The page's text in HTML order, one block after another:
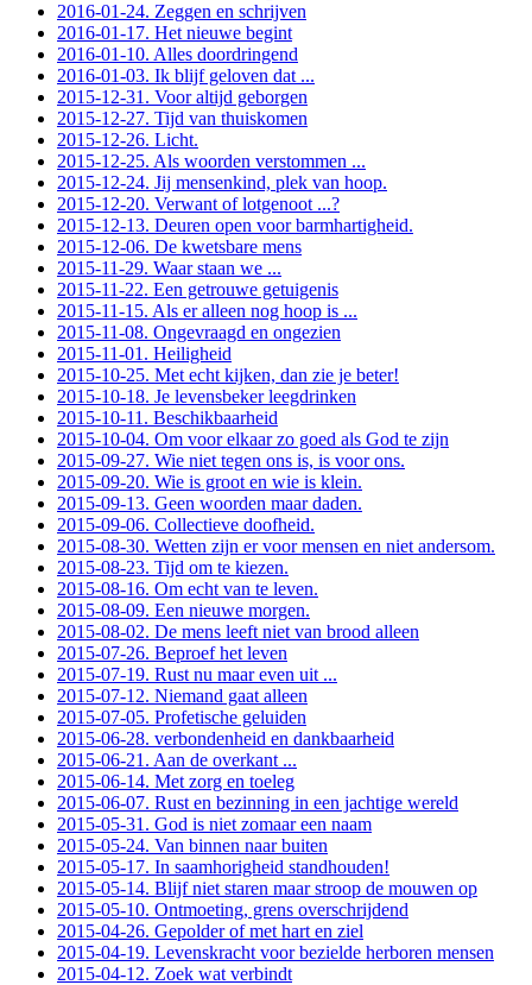
2016-01-24. Zeggen en schrijven
2016-01-17. Het nieuwe begint
2016-01-10. Alles doordringend
2016-01-03. Ik blijf geloven dat ...
2015-12-31. Voor altijd geborgen
2015-12-27. Tijd van thuiskomen
2015-12-26. Licht.
2015-12-25. Als woorden verstommen ...
2015-12-24. Jij mensenkind, plek van hoop.
2015-12-20. Verwant of lotgenoot ...?
2015-12-13. Deuren open voor barmhartigheid.
2015-12-06. De kwetsbare mens
2015-11-29. Waar staan we ...
2015-11-22. Een getrouwe getuigenis
2015-11-15. Als er alleen nog hoop is ...
2015-11-08. Ongevraagd en ongezien
2015-11-01. Heiligheid
2015-10-25. Met echt kijken, dan zie je beter!
2015-10-18. Je levensbeker leegdrinken
2015-10-11. Beschikbaarheid
2015-10-04. Om voor elkaar zo goed als God te zijn
2015-09-27. Wie niet tegen ons is, is voor ons.
2015-09-20. Wie is groot en wie is klein.
2015-09-13. Geen woorden maar daden.
2015-09-06. Collectieve doofheid.
2015-08-30. Wetten zijn er voor mensen en niet andersom.
2015-08-23. Tijd om te kiezen.
2015-08-16. Om echt van te leven.
2015-08-09. Een nieuwe morgen.
2015-08-02. De mens leeft niet van brood alleen
2015-07-26. Beproef het leven
2015-07-19. Rust nu maar even uit ...
2015-07-12. Niemand gaat alleen
2015-07-05. Profetische geluiden
2015-06-28. verbondenheid en dankbaarheid
2015-06-21. Aan de overkant ...
2015-06-14. Met zorg en toeleg
2015-06-07. Rust en bezinning in een jachtige wereld
2015-05-31. God is niet zomaar een naam
2015-05-24. Van binnen naar buiten
2015-05-17. In saamhorigheid standhouden!
2015-05-14. Blijf niet staren maar stroop de mouwen op
2015-05-10. Ontmoeting, grens overschrijdend
2015-04-26. Gepolder of met hart en ziel
2015-04-19. Levenskracht voor bezielde herboren mensen
2015-04-12. Zoek wat verbindt